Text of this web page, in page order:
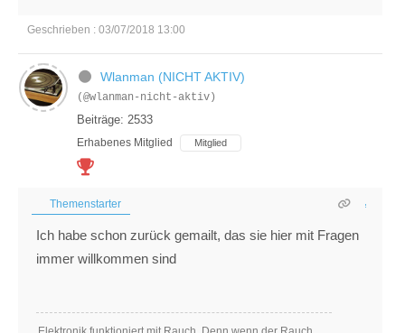
Geschrieben : 03/07/2018 13:00
Wlanman (NICHT AKTIV)
(@wlanman-nicht-aktiv)
Beiträge: 2533
Erhabenes Mitglied Mitglied
Themenstarter
Ich habe schon zurück gemailt, das sie hier mit Fragen
immer willkommen sind